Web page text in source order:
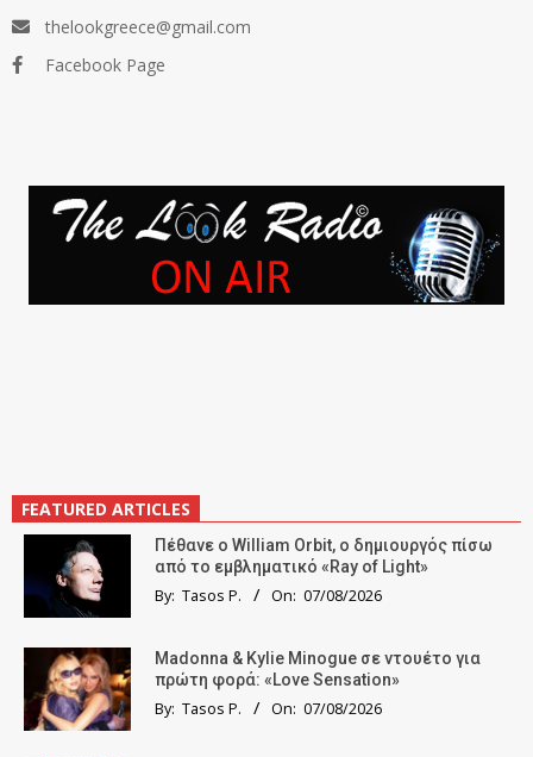
thelookgreece@gmail.com
Facebook Page
FEATURED ARTICLES
Πέθανε ο William Orbit, ο δημιουργός πίσω
από το εμβληματικό «Ray of Light»
By: Tasos P. On: 07/08/2026
Madonna & Kylie Minogue σε ντουέτο για
πρώτη φορά: «Love Sensation»
By: Tasos P. On: 07/08/2026